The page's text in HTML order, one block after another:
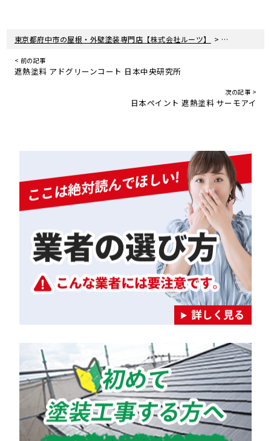
東京都府中市の屋根・外壁塗装専門店【株式会社ルーツ】 > 新着情報
< 前の記事
遮熱塗料 アドグリーンコート 日本中央研究所
次の記事 >
日本ペイント 遮熱塗料 サーモアイ